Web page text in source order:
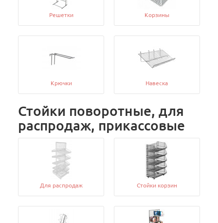
Решетки Корзины
Крючки Навеска
Стойки поворотные, для
распродаж, прикассовые
Для распродаж Стойки корзин